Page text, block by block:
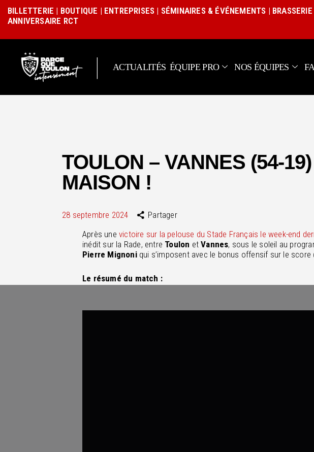
BILLETTERIE | BOUTIQUE | ENTREPRISES | SÉMINAIRES & ÉVÉNEMENTS |
ANNIVERSAIRE RCT
| ACTUALITÉS ÉQUIPE PRO NOS ÉQUIPES
Actualités
Fan Zone
TOULON – VANNES (54-
MAISON !
28 septembre 2024
Partager
Après une victoire sur la pelouse du Stade Français le week-end
inédit sur la Rade, entre Toulon etVannes, sous le soleil au
Pierre Mignoni qui s’imposent avec le bonus offensif sur le score
Le résumé du match :